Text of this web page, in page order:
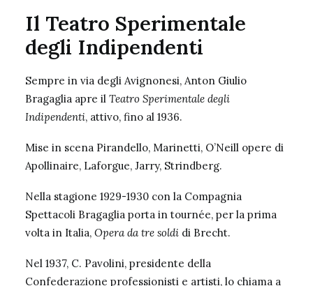
Il Teatro Sperimentale
degli Indipendenti
Sempre in via degli Avignonesi, Anton Giulio
Bragaglia apre il Teatro Sperimentale degli
Indipendenti, attivo, fino al 1936.
Mise in scena Pirandello, Marinetti, O’Neill opere di
Apollinaire, Laforgue, Jarry, Strindberg.
Nella stagione 1929-1930 con la Compagnia
Spettacoli Bragaglia porta in tournée, per la prima
volta in Italia, Opera da tre soldi di Brecht.
Nel 1937, C. Pavolini, presidente della
Confederazione professionisti e artisti, lo chiama a